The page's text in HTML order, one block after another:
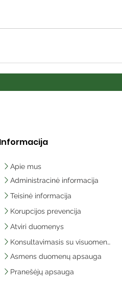
Informacija
Apie mus
Administracinė informacija
Teisinė informacija
Korupcijos prevencija
Atviri duomenys
Konsultavimasis su visuomene
Asmens duomenų apsauga
Pranešėjų apsauga